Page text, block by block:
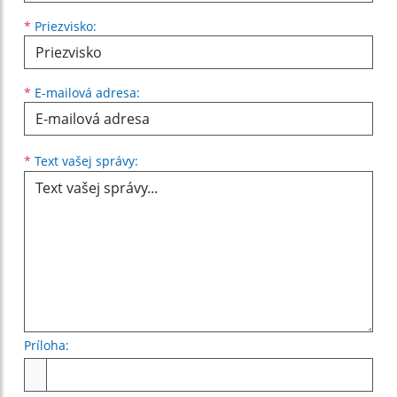
* Priezvisko:
* E-mailová adresa:
* Text vašej správy:
Príloha: